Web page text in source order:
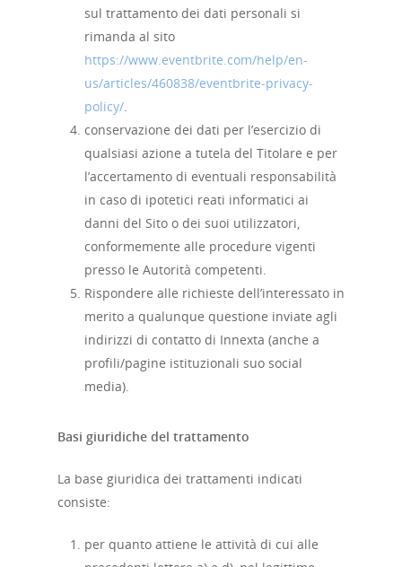
sul trattamento dei dati personali si
rimanda al sito
https://www.eventbrite.com/help/en-
us/articles/460838/eventbrite-privacy-
policy/.
conservazione dei dati per l’esercizio di
qualsiasi azione a tutela del Titolare e per
l’accertamento di eventuali responsabilità
in caso di ipotetici reati informatici ai
danni del Sito o dei suoi utilizzatori,
conformemente alle procedure vigenti
presso le Autorità competenti.
Rispondere alle richieste dell’interessato in
merito a qualunque questione inviate agli
indirizzi di contatto di Innexta (anche a
profili/pagine istituzionali suo social
media).
Basi giuridiche del trattamento
La base giuridica dei trattamenti indicati
consiste:
per quanto attiene le attività di cui alle